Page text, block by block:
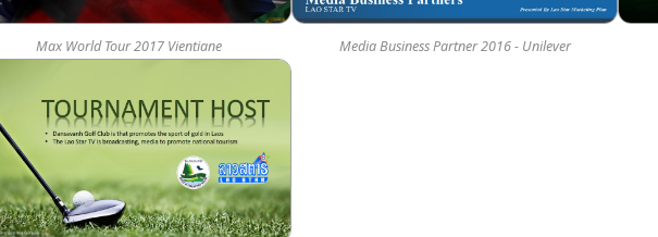
Max World Tour 2017 Vientiane Media Business Partner 2016 - Unilever